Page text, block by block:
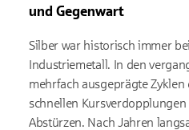
und Gegenwart
Silber war historisch immer
Industriemetall. In den
mehrfach ausgeprägte
schnellen
Abstürzen. Nach Jahren